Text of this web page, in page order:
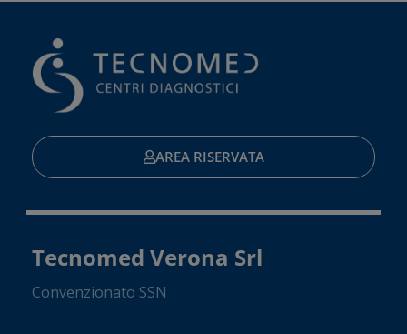
AREA RISERVATA
Tecnomed Verona Srl
Convenzionato SSN